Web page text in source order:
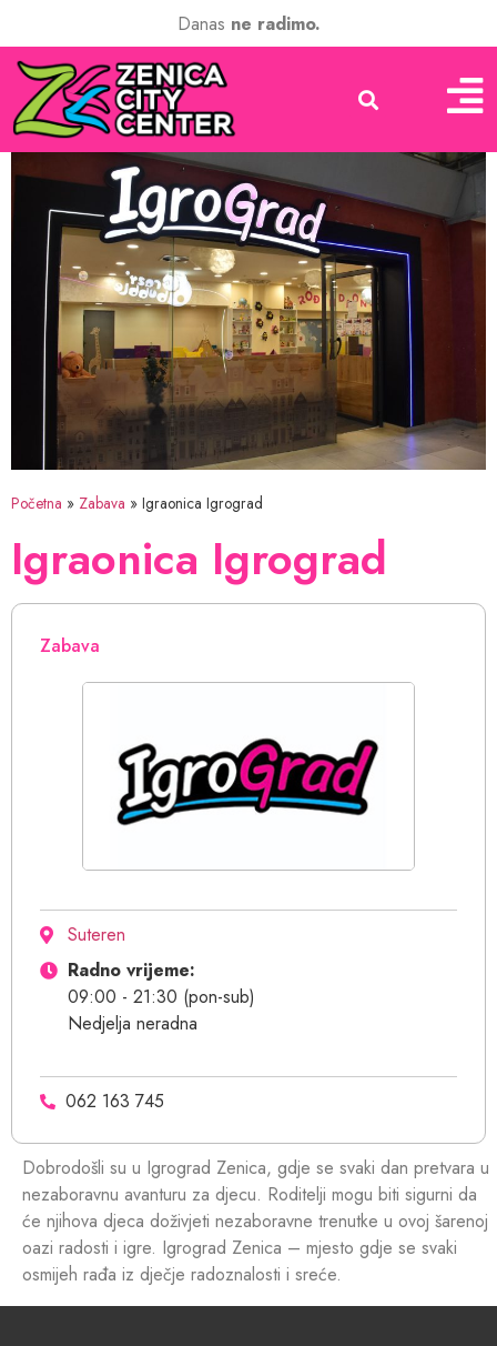
Danas ne radimo.
Početna » Zabava » Igraonica Igrograd
Igraonica Igrograd
Zabava
Suteren
Radno vrijeme:
09:00 - 21:30 (pon-sub)
Nedjelja neradna
062 163 745
Dobrodošli su u Igrograd Zenica, gdje se svaki dan pretvara u
nezaboravnu avanturu za djecu. Roditelji mogu biti sigurni da
će njihova djeca doživjeti nezaboravne trenutke u ovoj šarenoj
oazi radosti i igre. Igrograd Zenica – mjesto gdje se svaki
osmijeh rađa iz dječje radoznalosti i sreće.